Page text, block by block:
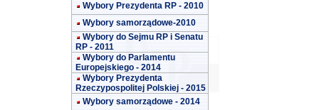
Wybory Prezydenta RP - 2010
Wybory samorządowe-2010
Wybory do Sejmu RP i Senatu
RP - 2011
Wybory do Parlamentu
Europejskiego - 2014
Wybory Prezydenta
Rzeczypospolitej Polskiej - 2015
Wybory samorządowe - 2014